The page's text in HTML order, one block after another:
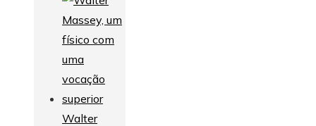
Walter